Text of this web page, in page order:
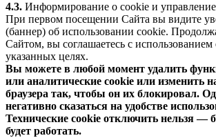
4.3. Информирование о cookie и
При первом посещении Сайта вы видите
(баннер) об использовании cookie.
Сайтом, вы соглашаетесь с использованием
указанных целях.
Вы можете в любой момент удалить
или аналитические cookie или изменить
браузера так, чтобы он их блокировал.
негативно сказаться на удобстве
Технические cookie отключить нельзя —
будет работать.